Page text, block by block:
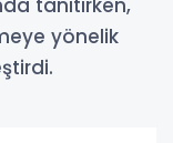
tanıtırken,
yönelik